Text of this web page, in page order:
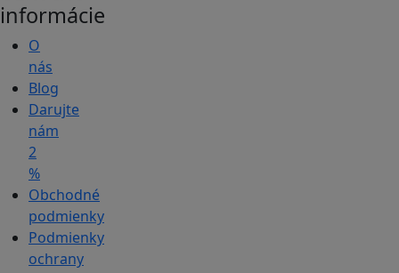
informácie
O
nás
Blog
Darujte
nám
2
%
Obchodné
podmienky
Podmienky
ochrany